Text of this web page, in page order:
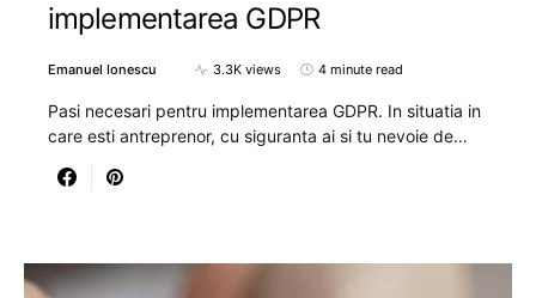
implementarea GDPR
Emanuel Ionescu 3.3K views 4 minute read
Pasi necesari pentru implementarea GDPR. In situatia in
care esti antreprenor, cu siguranta ai si tu nevoie de…